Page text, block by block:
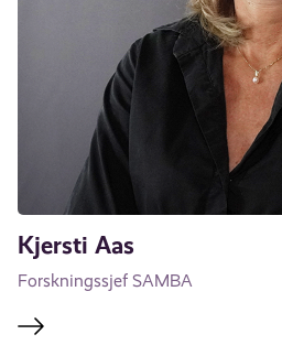
Kjersti Aas
Forskningssjef SAMBA